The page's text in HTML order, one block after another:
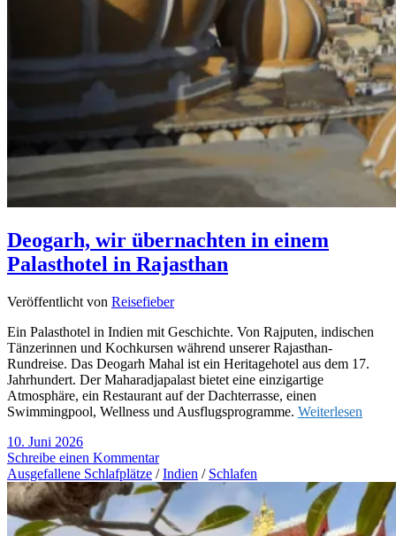
Deogarh, wir übernachten in einem
Palasthotel in Rajasthan
Veröffentlicht von Reisefieber
Ein Palasthotel in Indien mit Geschichte. Von Rajputen, indischen
Tänzerinnen und Kochkursen während unserer Rajasthan-
Rundreise. Das Deogarh Mahal ist ein Heritagehotel aus dem 17.
Jahrhundert. Der Maharadjapalast bietet eine einzigartige
Atmosphäre, ein Restaurant auf der Dachterrasse, einen
Swimmingpool, Wellness und Ausflugsprogramme. Weiterlesen
10. Juni 2026
Schreibe einen Kommentar
Ausgefallene Schlafplätze /Indien / Schlafen